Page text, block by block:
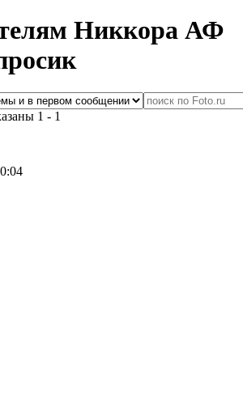
Никкора АФ
1 - 1